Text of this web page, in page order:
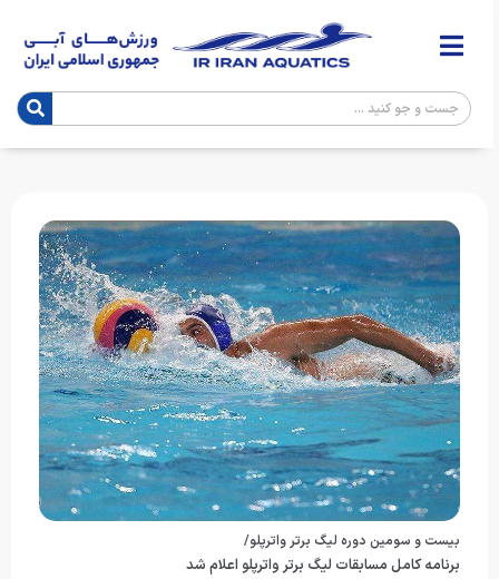
بيست و سومين دوره ليگ برتر واترپلو/
برنامه کامل مسابقات لیگ برتر واترپلو اعلام شد